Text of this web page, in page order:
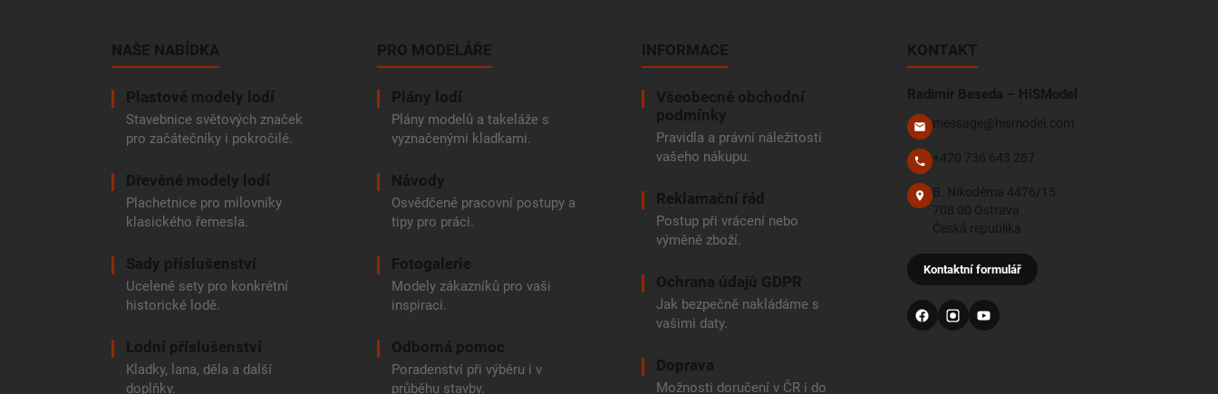
NAŠE NABÍDKA
Plastové modely lodí
Stavebnice světových značek
pro začátečníky i pokročilé.
Dřevěné modely lodí
Plachetnice pro milovníky
klasického řemesla.
Sady příslušenství
Ucelené sety pro konkrétní
historické lodě.
Lodní příslušenství
Kladky, lana, děla a další
doplňky.
PRO MODELÁŘE
Plány lodí
Plány modelů a takeláže s
vyznačenými kladkami.
Návody
Osvědčené pracovní postupy a
tipy pro práci.
Fotogalerie
Modely zákazníků pro vaši
inspiraci.
Odborná pomoc
Poradenství při výběru i v
průběhu stavby.
INFORMACE
Všeobecné obchodní
podmínky
Pravidla a právní náležitosti
vašeho nákupu.
Reklamační řád
Postup při vrácení nebo
výměně zboží.
Ochrana údajů GDPR
Jak bezpečně nakládáme s
vašimi daty.
Doprava
Možnosti doručení v ČR i do
KONTAKT
Radimír Beseda – HiSModel
message@hismodel.com
+420 736 643 287
B. Nikodéma 4476/15
708 00 Ostrava
Česká republika
Kontaktní formulář